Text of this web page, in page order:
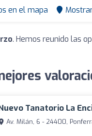
en el mapa
. Hemos reunido las
Tanatorio La
Av. Milán, 6 - 24400,